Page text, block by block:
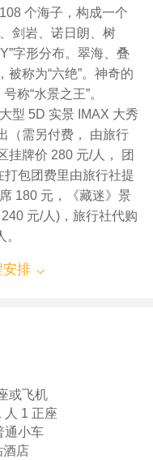
个海子，构成一个
剑岩、诺日朗、树
字形分布。翠海、叠
称为“六绝”。神奇的
称“水景之王”。
型 5D 实景 IMAX 大秀
（需另付费， 由旅行
挂牌价 280 元/人， 团
打包团费里由旅行社提
180 元，《藏迷》景
元/人)，旅行社代购
安排
或飞机
人 1 正座
通小车
酒店